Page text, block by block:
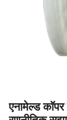
एनामेल्ड